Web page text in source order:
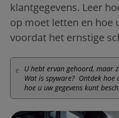
klantgegevens. Leer
op moet letten en hoe
voordat het ernstige
U hebt ervan gehoord, maar
Wat is spyware? Ontdek hoe
hoe u uw gegevens kunt